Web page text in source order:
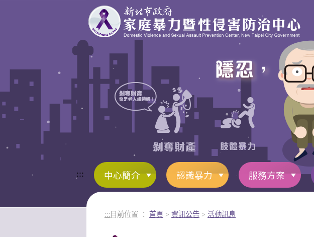
::: 中心簡介 認識暴力 服務方案
:::目前位置 ： 首頁 > 資訊公告 > 活動訊息